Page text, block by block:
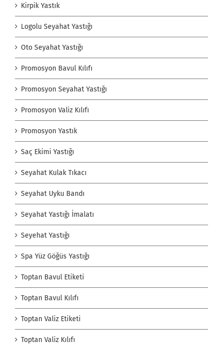
Kirpik Yastık
Logolu Seyahat Yastığı
Oto Seyahat Yastığı
Promosyon Bavul Kılıfı
Promosyon Seyahat Yastığı
Promosyon Valiz Kılıfı
Promosyon Yastık
Saç Ekimi Yastığı
Seyahat Kulak Tıkacı
Seyahat Uyku Bandı
Seyahat Yastığı İmalatı
Seyehat Yastığı
Spa Yüz Göğüs Yastığı
Toptan Bavul Etiketi
Toptan Bavul Kılıfı
Toptan Valiz Etiketi
Toptan Valiz Kılıfı